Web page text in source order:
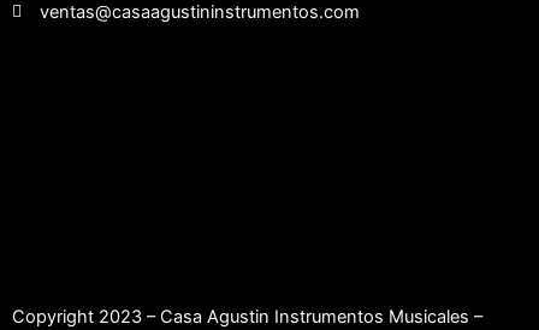
ventas@casaagustininstrumentos.com
Copyright 2023 – Casa Agustin Instrumentos Musicales –